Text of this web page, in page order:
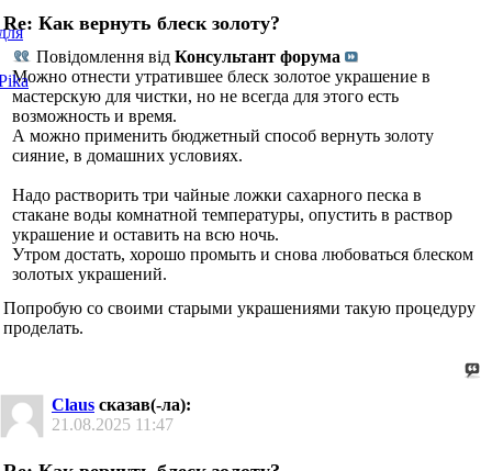
Re: Как вернуть блеск золоту?
Повідомлення від Консультант форума
Можно отнести утратившее блеск золотое украшение в
мастерскую для чистки, но не всегда для этого есть
возможность и время.
А можно применить бюджетный способ вернуть золоту
сияние, в домашних условиях.
Надо растворить три чайные ложки сахарного песка в
стакане воды комнатной температуры, опустить в раствор
украшение и оставить на всю ночь.
Утром достать, хорошо промыть и снова любоваться блеском
золотых украшений.
Попробую со своими старыми украшениями такую процедуру
проделать.
Claus сказав(-ла):
21.08.2025 11:47